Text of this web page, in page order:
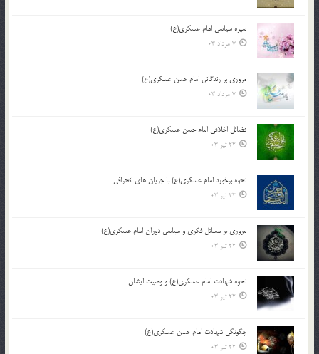
سیره سیاسی امام عسکری(ع)
7 مرداد 03
مروری بر زندگانی امام حسن عسکری(ع)
7 مرداد 03
فضائل اخلاقی امام حسن عسکری(ع)
22 تیر 03
نحوه برخورد امام عسکری(ع) با جریان های انحرافی
22 تیر 03
مروری بر مسائل فکری و سیاسی دوران امام عسکری(ع)
22 تیر 03
نحوه شهادت امام عسکری(ع) و وصیت ایشان
22 تیر 03
چگونگی شهادت امام حسن عسکری(ع)
22 تیر 03